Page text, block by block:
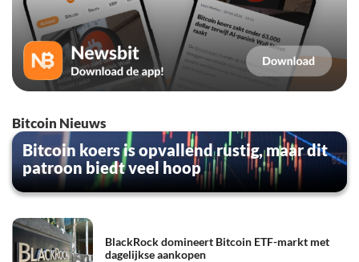
Bitcoin Nieuws
Bitcoin koers is opvallend rustig, maar dit
patroon biedt veel hoop
BlackRock domineert Bitcoin ETF-markt met
dagelijkse aankopen